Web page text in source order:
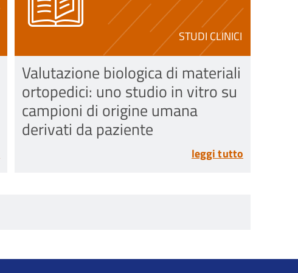
STUDI CLINICI
Valutazione biologica di materiali
ortopedici: uno studio in vitro su
campioni di origine umana
derivati da paziente
leggi tutto